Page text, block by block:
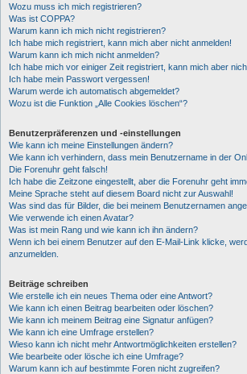
Wozu muss ich mich registrieren?
Was ist COPPA?
Warum kann ich mich nicht registrieren?
Ich habe mich registriert, kann mich aber nicht anmelden!
Warum kann ich mich nicht anmelden?
Ich habe mich vor einiger Zeit registriert, kann mich aber
Ich habe mein Passwort vergessen!
Warum werde ich automatisch abgemeldet?
Wozu ist die Funktion „Alle Cookies löschen“?
Benutzerpräferenzen und -einstellungen
Wie kann ich meine Einstellungen ändern?
Wie kann ich verhindern, dass mein Benutzername in der
Die Forenuhr geht falsch!
Ich habe die Zeitzone eingestellt, aber die Forenuhr geht
Meine Sprache steht auf diesem Board nicht zur Auswahl!
Was sind das für Bilder, die bei meinem Benutzernamen
Wie verwende ich einen Avatar?
Was ist mein Rang und wie kann ich ihn ändern?
Wenn ich bei einem Benutzer auf den E-Mail-Link klicke,
anzumelden.
Beiträge schreiben
Wie erstelle ich ein neues Thema oder eine Antwort?
Wie kann ich einen Beitrag bearbeiten oder löschen?
Wie kann ich meinem Beitrag eine Signatur anfügen?
Wie kann ich eine Umfrage erstellen?
Wieso kann ich nicht mehr Antwortmöglichkeiten erstellen?
Wie bearbeite oder lösche ich eine Umfrage?
Warum kann ich auf bestimmte Foren nicht zugreifen?